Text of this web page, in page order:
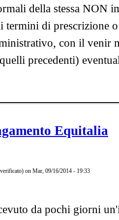
della stessa NON
termini di prescrizione
con il venir
precedenti)
Equitalia
on Mar, 09/16/2014 - 19:33
da pochi giorni